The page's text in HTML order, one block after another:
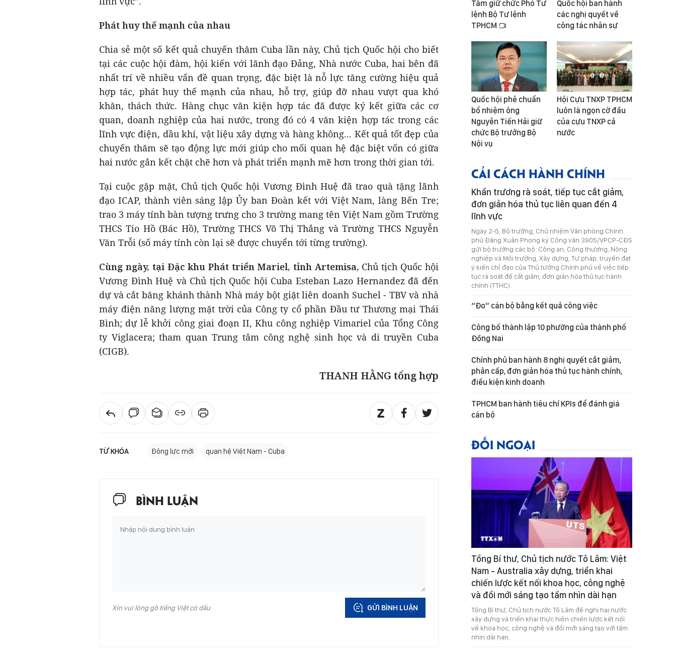
Phát huy thế mạnh của nhau
Chia sẻ một số kết quả chuyến thăm Cuba lần này, Chủ tịch Quốc hội cho biết
tại các cuộc hội đàm, hội kiến với lãnh đạo Đảng, Nhà nước Cuba, hai bên đã
nhất trí về nhiều vấn đề quan trọng, đặc biệt là nỗ lực tăng cường hiệu quả
hợp tác, phát huy thế mạnh của nhau, hỗ trợ, giúp đỡ nhau vượt qua khó
khăn, thách thức. Hàng chục văn kiện hợp tác đã được ký kết giữa các cơ
quan, doanh nghiệp của hai nước, trong đó có 4 văn kiện hợp tác trong các
lĩnh vực điện, dầu khí, vật liệu xây dựng và hàng không... Kết quả tốt đẹp của
chuyến thăm sẽ tạo động lực mới giúp cho mối quan hệ đặc biệt vốn có giữa
hai nước gắn kết chặt chẽ hơn và phát triển mạnh mẽ hơn trong thời gian tới.
Tại cuộc gặp mặt, Chủ tịch Quốc hội Vương Đình Huệ đã trao quà tặng lãnh
đạo ICAP, thành viên sáng lập Ủy ban Đoàn kết với Việt Nam, làng Bến Tre;
trao 3 máy tính bàn tượng trưng cho 3 trường mang tên Việt Nam gồm Trường
THCS Tio Hồ (Bác Hồ), Trường THCS Võ Thị Thắng và Trường THCS Nguyễn
Văn Trỗi (số máy tính còn lại sẽ được chuyển tới từng trường).
Cùng ngày, tại Đặc khu Phát triển Mariel, tỉnh Artemisa, Chủ tịch Quốc hội
Vương Đình Huệ và Chủ tịch Quốc hội Cuba Esteban Lazo Hernandez đã đến
dự và cắt băng khánh thành Nhà máy bột giặt liên doanh Suchel - TBV và nhà
máy điện năng lượng mặt trời của Công ty cổ phần Đầu tư Thương mại Thái
Bình; dự lễ khởi công giai đoạn II, Khu công nghiệp Vimariel của Tổng Công
ty Viglacera; tham quan Trung tâm công nghệ sinh học và di truyền Cuba
(CIGB).
THANH HẰNG tổng hợp
TỪ KHÓA Động lực mới quan hệ Việt Nam - Cuba
BÌNH LUẬN
Xin vui lòng gõ tiếng Việt có dấu GỬI BÌNH LUẬN
Tâm giữ chức Phó Tư
lệnh Bộ Tư lệnh
TPHCM
Quốc hội ban hành
các nghị quyết về
công tác nhân sự
Quốc hội phê chuẩn
bổ nhiệm ông
Nguyễn Tiến Hải giữ
chức Bộ trưởng Bộ
Nội vụ
Hội Cựu TNXP TPHCM
luôn là ngọn cờ đầu
của cựu TNXP cả
nước
CẢI CÁCH HÀNH CHÍNH
Khẩn trương rà soát, tiếp tục cắt giảm,
đơn giản hóa thủ tục liên quan đến 4
lĩnh vực
Ngày 2-5, Bộ trưởng, Chủ nhiệm Văn phòng Chính
phủ Đặng Xuân Phong ký Công văn 3905/VPCP-CĐS
gửi bộ trưởng các bộ: Công an, Công thương, Nông
nghiệp và Môi trường, Xây dựng, Tư pháp, truyền đạt
ý kiến chỉ đạo của Thủ tướng Chính phủ về việc tiếp
tục rà soát để cắt giảm, đơn giản hóa thủ tục hành
chính (TTHC).
“Đo” cán bộ bằng kết quả công việc
Công bố thành lập 10 phường của thành phố
Đồng Nai
Chính phủ ban hành 8 nghị quyết cắt giảm,
phân cấp, đơn giản hóa thủ tục hành chính,
điều kiện kinh doanh
TPHCM ban hành tiêu chí KPIs để đánh giá
cán bộ
ĐỐI NGOẠI
Tổng Bí thư, Chủ tịch nước Tô Lâm: Việt
Nam - Australia xây dựng, triển khai
chiến lược kết nối khoa học, công nghệ
và đổi mới sáng tạo tầm nhìn dài hạn
Tổng Bí thư, Chủ tịch nước Tô Lâm đề nghị hai nước
xây dựng và triển khai thực hiện chiến lược kết nối
về khoa học, công nghệ và đổi mới sáng tạo với tầm
nhìn dài hạn.